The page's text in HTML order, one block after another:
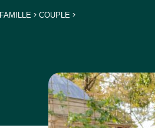
FAMILLE> COUPLE>